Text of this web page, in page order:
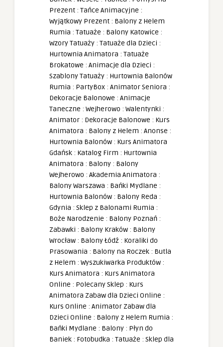
Prezent : Tańce Animacyjne :
Wyjątkowy Prezent : Balony z Helem
Rumia : Tatuaże : Balony Katowice :
Wzory Tatuaży : Tatuaże dla Dzieci :
Hurtownia Animatora : Tatuaże
Brokatowe : Animacje dla Dzieci :
Szablony Tatuaży : Hurtownia Balonów
Rumia : PartyBox : Animator Seniora :
Dekoracje Balonowe : Animacje
Taneczne : Wejherowo : Walentynki :
Animator : Dekoracje Balonowe : Kurs
Animatora : Balony z Helem : Anonse :
Hurtownia Balonów : Kurs Animatora
Gdańsk : Katalog Firm : Hurtownia
Animatora : Balony : Balony
Wejherowo : Akademia Animatora :
Balony Warszawa : Bańki Mydlane :
Hurtownia Balonów : Balony Reda :
Gdynia : Sklep z Balonami Rumia :
Boże Narodzenie : Balony Poznań :
Zabawki : Balony Kraków : Balony
Wrocław : Balony Łódź : Koraliki do
Prasowania : Balony na Roczek : Butla
z Helem : Wyszukiwarka Produktów :
Kurs Animatora : Kurs Animatora
Online : Polecany Sklep : Kurs
Animatora Zabaw dla Dzieci Online :
Kurs Online : Animator Zabaw dla
Dzieci Online : Balony z Helem Rumia :
Bańki Mydlane : Balony : Płyn do
Baniek : Fotobudka : Tatuaże : Sklep dla